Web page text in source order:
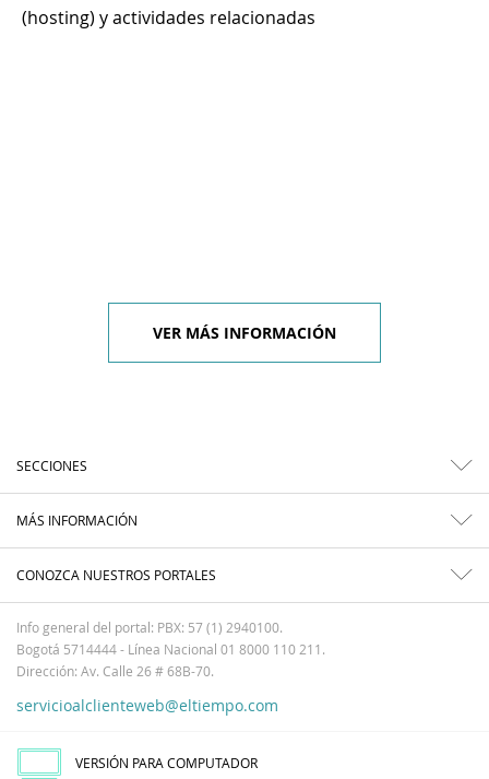
(hosting) y actividades relacionadas
VER MÁS INFORMACIÓN
SECCIONES
MÁS INFORMACIÓN
CONOZCA NUESTROS PORTALES
Info general del portal: PBX: 57 (1) 2940100.
Bogotá 5714444 - Línea Nacional 01 8000 110 211.
Dirección: Av. Calle 26 # 68B-70.
servicioalclienteweb@eltiempo.com
VERSIÓN PARA COMPUTADOR